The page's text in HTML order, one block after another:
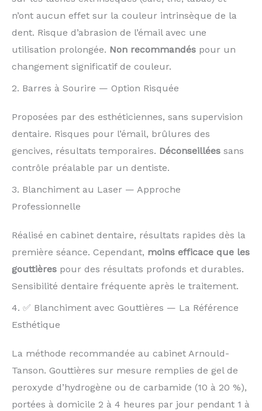
n’ont aucun effet sur la couleur intrinsèque de la
dent. Risque d’abrasion de l’émail avec une
utilisation prolongée. Non recommandés pour un
changement significatif de couleur.
2. Barres à Sourire — Option Risquée
Proposées par des esthéticiennes, sans supervision
dentaire. Risques pour l’émail, brûlures des
gencives, résultats temporaires. Déconseillées sans
contrôle préalable par un dentiste.
3. Blanchiment au Laser — Approche
Professionnelle
Réalisé en cabinet dentaire, résultats rapides dès la
première séance. Cependant, moins efficace que les
gouttières pour des résultats profonds et durables.
Sensibilité dentaire fréquente après le traitement.
4. ✅ Blanchiment avec Gouttières — La Référence
Esthétique
La méthode recommandée au cabinet Arnould-
Tanson. Gouttières sur mesure remplies de gel de
peroxyde d’hydrogène ou de carbamide (10 à 20 %),
portées à domicile 2 à 4 heures par jour pendant 1 à